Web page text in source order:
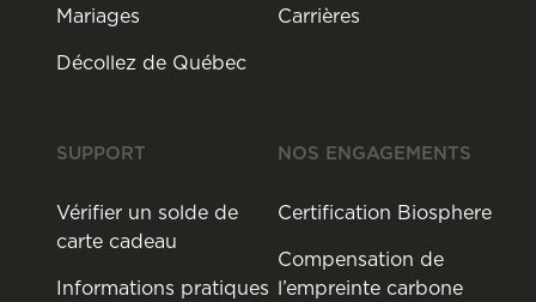
Mariages
Décollez de Québec
Carrières
SUPPORT
Vérifier un solde de
carte cadeau
Informations pratiques
NOS ENGAGEMENTS
Certification Biosphere
Compensation de
l’empreinte carbone